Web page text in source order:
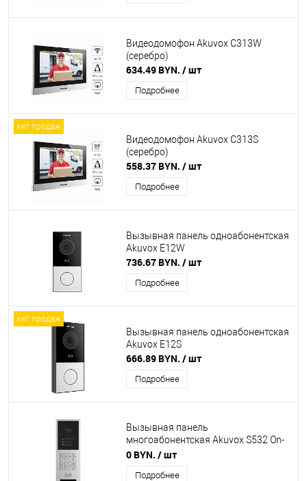
Видеодомофон Akuvox C313W
(серебро)
634.49 BYN. / шт
Подробнее
хит продаж
Видеодомофон Akuvox C313S
(серебро)
558.37 BYN. / шт
Подробнее
Вызывная панель одноабонентская
Akuvox E12W
736.67 BYN. / шт
Подробнее
хит продаж
Вызывная панель одноабонентская
Akuvox E12S
666.89 BYN. / шт
Подробнее
Вызывная панель
многоабонентская Akuvox S532 On-
Wall с кронштейном для наружного
монтажа (серебро)
0 BYN. / шт
Подробнее